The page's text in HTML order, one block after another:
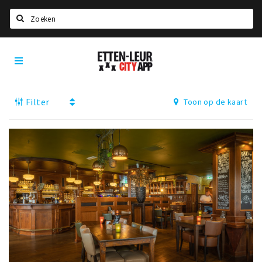
Home
Deals
Nieuws, interviews & blogs
Eten
Drinken
Slapen
Recreatief
Winkels
Etten-
Leur
Filter
Toon op de kaart